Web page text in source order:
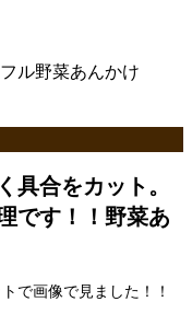
具合をカット。
です！！野菜あ
で画像で見ました！！